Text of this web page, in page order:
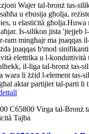
Wajer tal-bronż tas-
u ebusija għolja,
u elastiċità għolja.Huwa
Is-silikon jista 'jtejjeb
ram mingħajr ma jnaqqas
jnaqqas b'mod
elettrika u l-konduttività
il-liga tal-bronż tas-
wara li żżid l-element tas-
aktar partijiet tal-parti li